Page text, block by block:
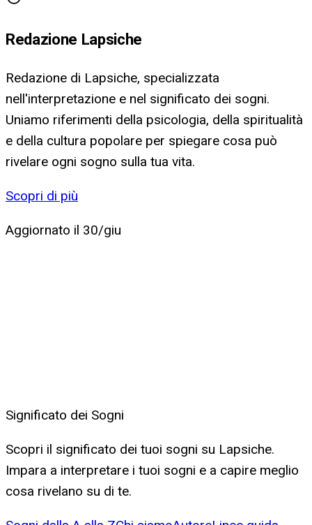
Redazione Lapsiche
Redazione di Lapsiche, specializzata
nell'interpretazione e nel significato dei sogni.
Uniamo riferimenti della psicologia, della spiritualità
e della cultura popolare per spiegare cosa può
rivelare ogni sogno sulla tua vita.
Scopri di più
Aggiornato il 30/giu
Significato dei Sogni
Scopri il significato dei tuoi sogni su Lapsiche.
Impara a interpretare i tuoi sogni e a capire meglio
cosa rivelano su di te.